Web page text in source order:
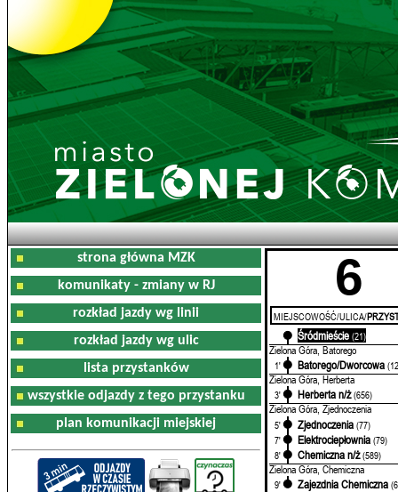
strona główna MZK
komunikaty - zmiany w RJ
rozkład jazdy wg linii
rozkład jazdy wg ulic
lista przystanków
wszystkie odjazdy z tego przystanku
plan komunikacji miejskiej
6
MIEJSCOWOŚĆ/ULICA/
Śródmieście (21)
Zielona Góra, Batorego
1' Batorego/Dworcowa
Zielona Góra, Herberta
3' Herberta n/ż (656)
Zielona Góra, Zjednoczenia
5' Zjednoczenia (77)
7'
Elektrociepłownia (79)
8'
Chemiczna n/ż (589)
Zielona Góra, Chemiczna
9' Zajezdnia Chemiczna